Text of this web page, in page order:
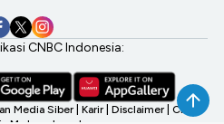
CNBC Indonesia:
Media Siber Karir Disclaimer CNBC